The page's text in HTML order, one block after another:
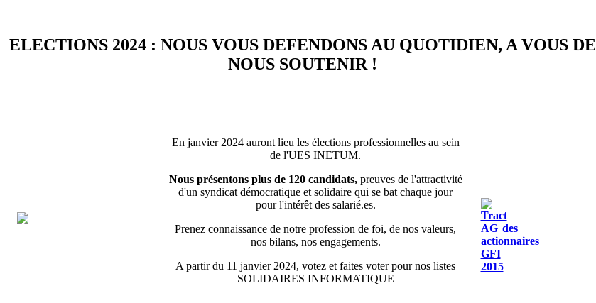
ELECTIONS 2024 : NOUS VOUS DEFENDONS AU QUOTIDIEN, A VOUS DE
NOUS SOUTENIR !
En janvier 2024 auront lieu les élections professionnelles au sein
de l'UES INETUM.
Nous présentons plus de 120 candidats,preuves de l'attractivité
d'un syndicat démocratique et solidaire qui se bat chaque jour
pour l'intérêt des salarié.es.
Prenez connaissance de notre profession de foi, de nos valeurs,
nos bilans, nos engagements.
A partir du 11 janvier 2024, votez et faites voter pour nos listes
SOLIDAIRES INFORMATIQUE